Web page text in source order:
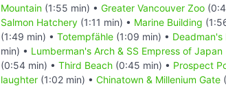
Mountain (1:55 min) • Greater Vancouver Zoo
Salmon Hatchery (1:11 min) • Marine Building
(1:49 min) • Totempfähle (1:09 min) • Deadman's
min) • Lumberman's Arch & SS Empress of Japan
(0:54 min) • Third Beach (0:45 min) • Prospect
laughter (1:02 min) • Chinatown & Millenium Gate